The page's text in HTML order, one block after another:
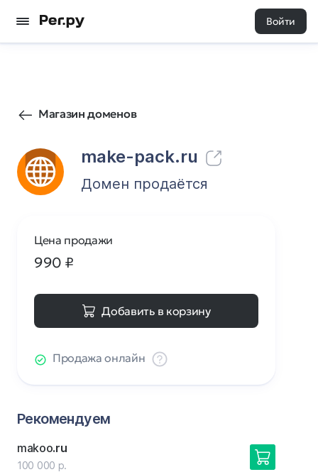
Войти
Магазин доменов
make-pack.ru
0 0
Домен продаётся
Цена продажи
990 ₽
Добавить в корзину
Продажа онлайн
Рекомендуем
makoo.ru
100 000 р.